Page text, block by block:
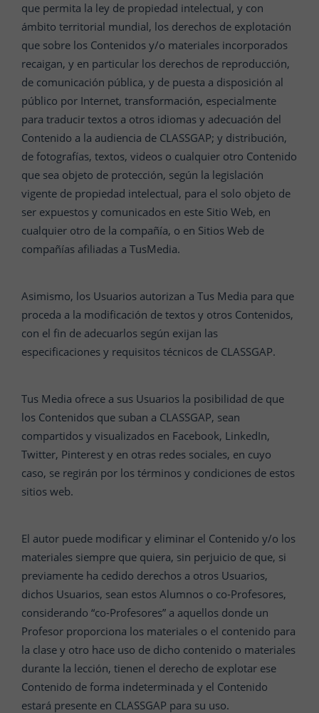
que permita la ley de propiedad intelectual, y con
ámbito territorial mundial, los derechos de explotación
que sobre los Contenidos y/o materiales incorporados
recaigan, y en particular los derechos de reproducción,
de comunicación pública, y de puesta a disposición al
público por Internet, transformación, especialmente
para traducir textos a otros idiomas y adecuación del
Contenido a la audiencia de CLASSGAP; y distribución,
de fotografías, textos, videos o cualquier otro Contenido
que sea objeto de protección, según la legislación
vigente de propiedad intelectual, para el solo objeto de
ser expuestos y comunicados en este Sitio Web, en
cualquier otro de la compañía, o en Sitios Web de
compañías afiliadas a TusMedia.
Asimismo, los Usuarios autorizan a Tus Media para que
proceda a la modificación de textos y otros Contenidos,
con el fin de adecuarlos según exijan las
especificaciones y requisitos técnicos de CLASSGAP.
Tus Media ofrece a sus Usuarios la posibilidad de que
los Contenidos que suban a CLASSGAP, sean
compartidos y visualizados en Facebook, LinkedIn,
Twitter, Pinterest y en otras redes sociales, en cuyo
caso, se regirán por los términos y condiciones de estos
sitios web.
El autor puede modificar y eliminar el Contenido y/o los
materiales siempre que quiera, sin perjuicio de que, si
previamente ha cedido derechos a otros Usuarios,
dichos Usuarios, sean estos Alumnos o co-Profesores,
considerando “co-Profesores” a aquellos donde un
Profesor proporciona los materiales o el contenido para
la clase y otro hace uso de dicho contenido o materiales
durante la lección, tienen el derecho de explotar ese
Contenido de forma indeterminada y el Contenido
estará presente en CLASSGAP para su uso.